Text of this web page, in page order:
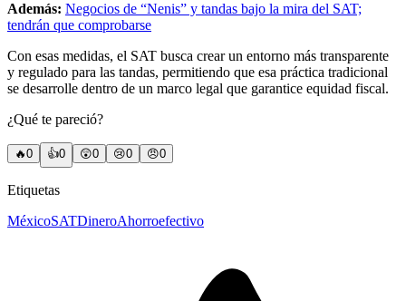
Además: Negocios de “Nenis” y tandas bajo la mira del SAT;
tendrán que comprobarse
Con esas medidas, el SAT busca crear un entorno más transparente
y regulado para las tandas, permitiendo que esa práctica tradicional
se desarrolle dentro de un marco legal que garantice equidad fiscal.
¿Qué te pareció?
🔥0 👍0 😲0 😢0 😠0
Etiquetas
MéxicoSATDineroAhorroefectivo